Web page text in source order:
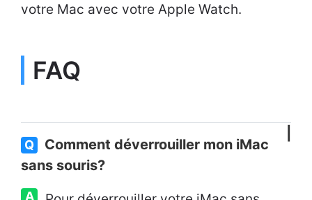
votre Mac avec votre Apple Watch.
FAQ
Q
Comment déverrouiller mon iMac
sans souris?
A